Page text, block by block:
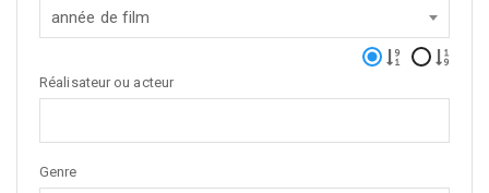
année de film
Réalisateur ou acteur
Genre